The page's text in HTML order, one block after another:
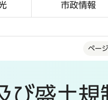
市政情報
ペー
び盛土規